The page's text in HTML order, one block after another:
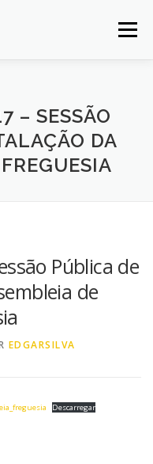
Menu
MAPA
– SESSÃO
DA
Pública de
de
EDGARSILVA
Descarregar